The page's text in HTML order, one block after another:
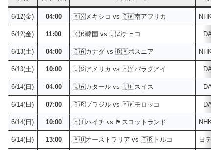
6/12(金) 04:00 🇲🇽メキシコ vs 🇿🇦南アフリカ NHK
6/12(金) 11:00 🇰🇷韓国 vs 🇨🇿チェコ
6/13(土) 04:00 🇨🇦カナダ vs 🇧🇦ボスニア NHK
6/13(土) 10:00 🇺🇸アメリカ vs 🇵🇾パラグアイ
6/14(日) 04:00 🇶🇦カタール vs 🇨🇭スイス
6/14(日) 07:00 🇧🇷ブラジル vs 🇲🇦モロッコ
6/14(日) 10:00 🇭🇹ハイチ vs 🏴󠁧󠁢󠁳󠁣󠁴󠁿スコットランド NHK
6/14(日) 13:00 🇦🇺オーストラリア vs 🇹🇷トルコ 日テ